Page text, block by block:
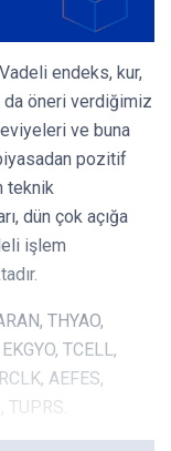
endeks, kur,
da öneri verdiğimiz
ve buna
pozitif
teknik
dün çok açığa
işlem
THYAO,
TCELL,
AEFES,
TUPRS.